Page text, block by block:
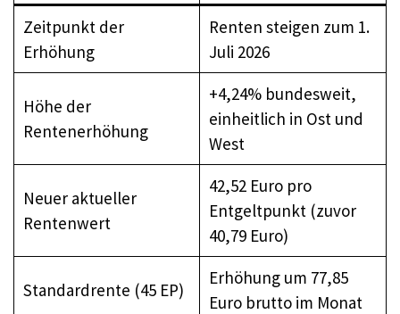
Zeitpunkt der
Erhöhung
Renten steigen zum 1.
Juli 2026
Höhe der
Rentenerhöhung
+4,24% bundesweit,
einheitlich in Ost und
West
Neuer aktueller
Rentenwert
42,52 Euro pro
Entgeltpunkt (zuvor
40,79 Euro)
Standardrente (45 EP)
Erhöhung um 77,85
Euro brutto im Monat